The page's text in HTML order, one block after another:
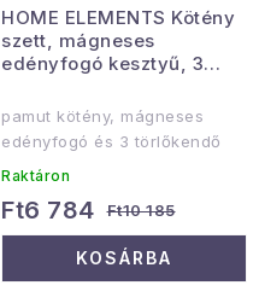
HOME ELEMENTS Kötény
szett, mágneses
edényfogó kesztyű, 3
pamut kötény, mágneses
edényfogó és 3 törlőkendő
Raktáron
Ft6 784 Ft10 185
KOSÁRBA